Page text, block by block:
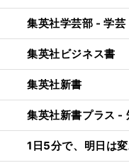
集英社学芸部 - 学
集英社ビジネス書
集英社新書
集英社新書プラス -
1日5分で、明日は